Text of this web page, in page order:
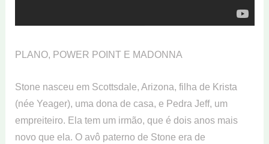
PLANO, POWER POINT E MADONNA
Stone nasceu em Scottsdale, Arizona, filha de Krista
(née Yeager), uma dona de casa, e Pedra Jeff, um
empreiteiro. Ela tem um irmão, que é dois anos mais
novo que ela. O avô paterno de Stone era de